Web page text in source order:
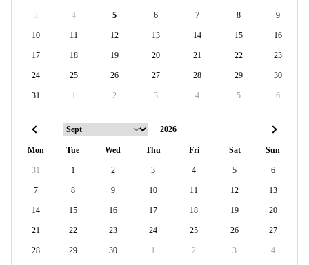
3 4 5 6 7 8 9
10 11 12 13 14 15 16
17 18 19 20 21 22 23
24 25 26 27 28 29 30
31 1 2 3 4 5 6
Mon Tue Wed Thu Fri Sat Sun
31 1 2 3 4 5 6
7 8 9 10 11 12 13
14 15 16 17 18 19 20
21 22 23 24 25 26 27
28 29 30 1 2 3 4